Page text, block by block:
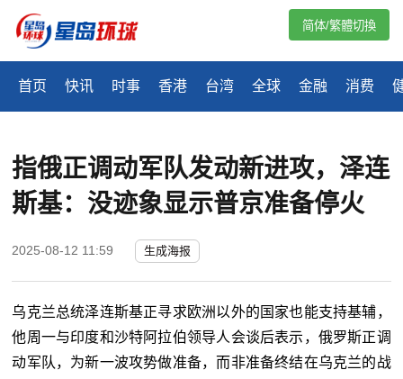
首页 快讯 时事 香港 台湾 全球 金融 消费
简体/繁體切換
指俄正调动军队发动新进攻，泽连
斯基：没迹象显示普京准备停火
2025-08-12 11:59 生成海报
乌克兰总统泽连斯基正寻求欧洲以外的国家也能支持基辅，
他周一与印度和沙特阿拉伯领导人会谈后表示，俄罗斯正调
动军队，为新一波攻势做准备，而非准备终结在乌克兰的战